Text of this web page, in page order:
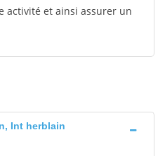
activité et ainsi assurer un
Int herblain